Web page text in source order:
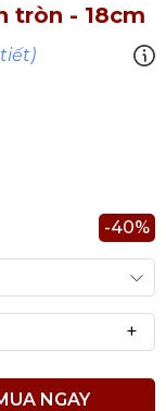
tròn - 18cm
-40%
+
NGAY